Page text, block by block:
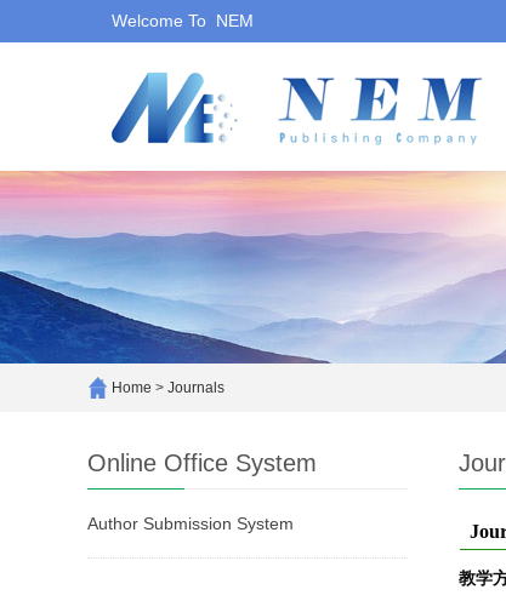
Welcome To NEM
Home > Journals
Online Office System
Author Submission System
教学